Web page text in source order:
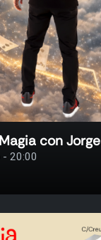
con Jorge
- 20:00